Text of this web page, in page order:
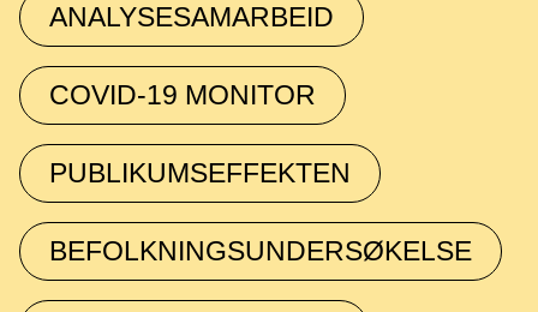
ANALYSESAMARBEID
COVID-19 MONITOR
PUBLIKUMSEFFEKTEN
BEFOLKNINGSUNDERSØKELSE